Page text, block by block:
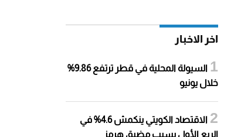
اخر الاخبار
السيولة المحلية في قطر ترتفع 9.86%
خلال يونيو
الاقتصاد الكويتي ينكمش 4.6% في
الربع الأول بسبب مضيق هرمز